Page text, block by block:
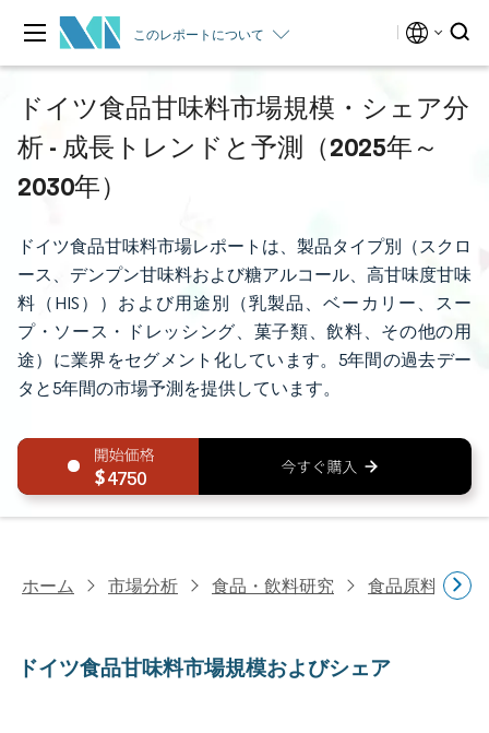
このレポートについて
ドイツ食品甘味料市場規模・シェア分
析 - 成長トレンドと予測（2025年～
2030年）
ドイツ食品甘味料市場レポートは、製品タイプ別（スクロ
ース、デンプン甘味料および糖アルコール、高甘味度甘味
料（HIS））および用途別（乳製品、ベーカリー、スー
プ・ソース・ドレッシング、菓子類、飲料、その他の用
途）に業界をセグメント化しています。5年間の過去デー
タと5年間の市場予測を提供しています。
4750
ホーム 市場分析 食品・飲料研究 食品原料・食
ドイツ食品甘味料市場規模およびシェア